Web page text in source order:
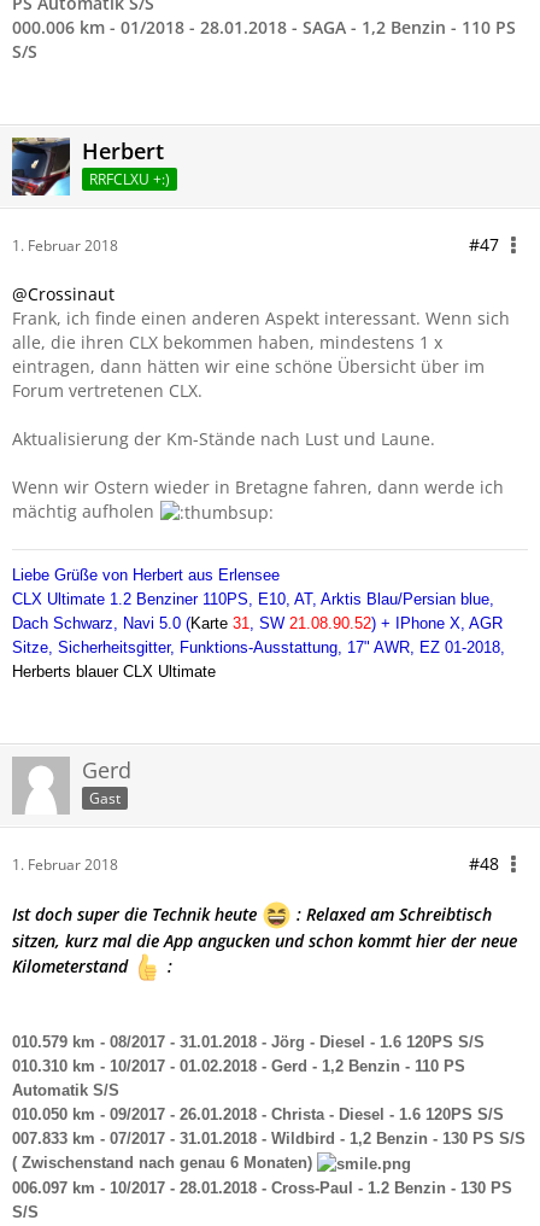
000.006 km - 01/2018 - 28.01.2018 - SAGA - 1,2 Benzin - 110 PS
S/S
Herbert
RRFCLXU +:)
1. Februar 2018 #47
@Crossinaut
Frank, ich finde einen anderen Aspekt interessant. Wenn sich
alle, die ihren CLX bekommen haben, mindestens 1 x
eintragen, dann hätten wir eine schöne Übersicht über im
Forum vertretenen CLX.
Aktualisierung der Km-Stände nach Lust und Laune.
Wenn wir Ostern wieder in Bretagne fahren, dann werde ich
mächtig aufholen
Liebe Grüße von Herbert aus Erlensee
CLX Ultimate 1.2 Benziner 110PS, E10, AT, Arktis Blau/Persian blue,
Dach Schwarz, Navi 5.0 (Karte 31, SW 21.08.90.52) + IPhone X, AGR
Sitze, Sicherheitsgitter, Funktions-Ausstattung, 17" AWR, EZ 01-2018,
Herberts blauer CLX Ultimate
Gerd
Gast
1. Februar 2018 #48
Ist doch super die Technik heute
: Relaxed am Schreibtisch
sitzen, kurz mal die App angucken und schon kommt hier der neue
Kilometerstand
:
010.579 km - 08/2017 - 31.01.2018 - Jörg - Diesel - 1.6 120PS S/S
010.310 km - 10/2017 - 01.02.2018 - Gerd - 1,2 Benzin - 110 PS
Automatik S/S
010.050 km - 09/2017 - 26.01.2018 - Christa - Diesel - 1.6 120PS S/S
007.833 km - 07/2017 - 31.01.2018 - Wildbird - 1,2 Benzin - 130 PS S/S
( Zwischenstand nach genau 6 Monaten)
006.097 km - 10/2017 - 28.01.2018 - Cross-Paul - 1.2 Benzin - 130 PS
S/S